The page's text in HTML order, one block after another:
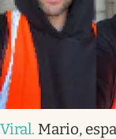
Viral. Mario,